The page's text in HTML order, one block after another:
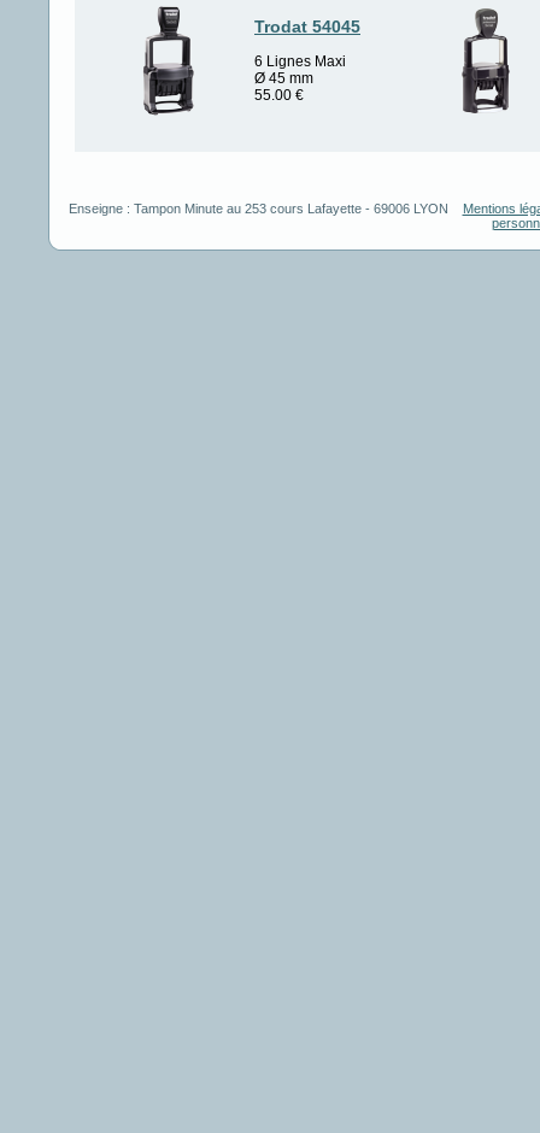
Trodat 54045
6 Lignes Maxi
Ø 45 mm
55.00 €
Enseigne : Tampon Minuteau 253 cours Lafayette- 69006 LYON
Mentions